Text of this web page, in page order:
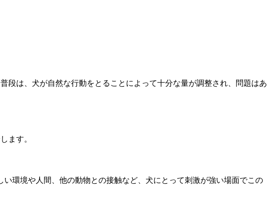
段は、犬が自然な行動をとることによって十分な量が調整され、問題はあ
ます。
環境や人間、他の動物との接触など、犬にとって刺激が強い場面でこの